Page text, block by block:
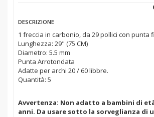
DESCRIZIONE
1 freccia in carbonio, da 29 pollici con punta
Lunghezza: 29" (75 CM)
Diametro: 5.5 mm
Punta Arrotondata
Adatte per archi 20 / 60 libbre.
Quantità: 5
Avvertenza: Non adatto a bambini di
anni. Da usare sotto la sorveglianza di